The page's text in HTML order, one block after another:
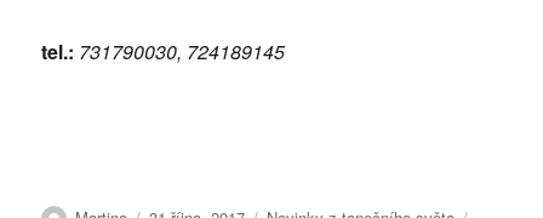
tel.: 731790030, 724189145